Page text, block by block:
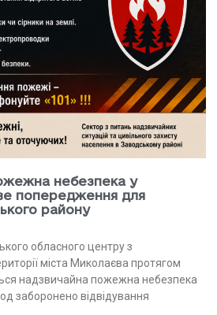
небезпека у
попередження для
району
обласного центру з
міста Миколаєва протягом
надзвичайна пожежна небезпека
заборонено відвідування